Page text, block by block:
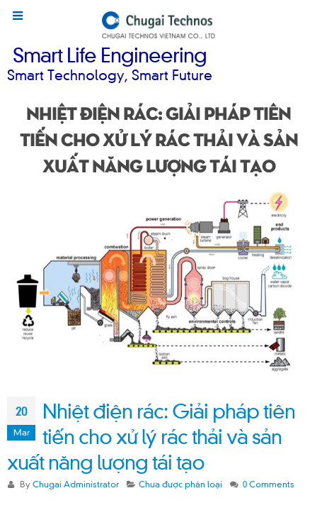
Smart Life Engineering
Smart Technology, Smart Future
Nhiệt điện rác: Giải pháp tiên
tiến cho xử lý rác thải và sản
xuất năng lượng tái tạo
20
Mar
Nhiệt điện rác: Giải pháp tiên
tiến cho xử lý rác thải và sản
xuất năng lượng tái tạo
ByChugai Administrator Chưa được phân loại 0 Comments